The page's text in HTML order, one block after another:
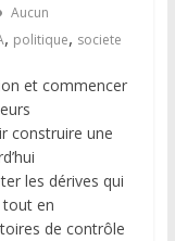
Aucun
, politique, societe
et commencer
construire une
les dérives qui
tout en
de contrôle